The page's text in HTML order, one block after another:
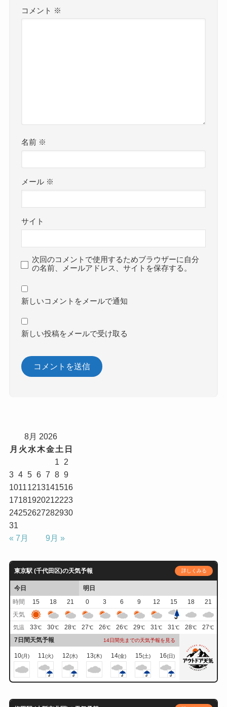
コメント ※
名前 ※
メール ※
サイト
次回のコメントで使用するためブラウザーに自分
の名前、メールアドレス、サイトを保存する。
新しいコメントをメールで通知
新しい投稿をメールで受け取る
8月 2026
月 火 水木金土 日
1
2
3 4 5 6 7 8 9
10111213141516
17181920212223
24252627282930
31
« 7月
9月 »
東京駅 (千代田区)の天気予報 詳しくみる
今日
明日
時間
15 18 21 0 3 6 9 12 15 18
21
天気
気温 33℃ 30℃ 28℃ 27℃ 26℃ 26℃ 29℃ 31℃ 31℃ 28℃ 27℃
7日間天気予報 14日間先までの天気予報を見る
10(月) 11(火) 12(水) 13(木) 14(金) 15(土) 16(日)